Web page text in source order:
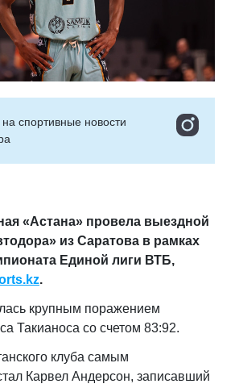
cпортивные новости
«Астана» провела выездной
из Саратова в рамках
Единой лиги ВТБ,
.
крупным поражением
Такианоса со счетом 83:92.
клуба самым
Карвел Андерсон, записавший